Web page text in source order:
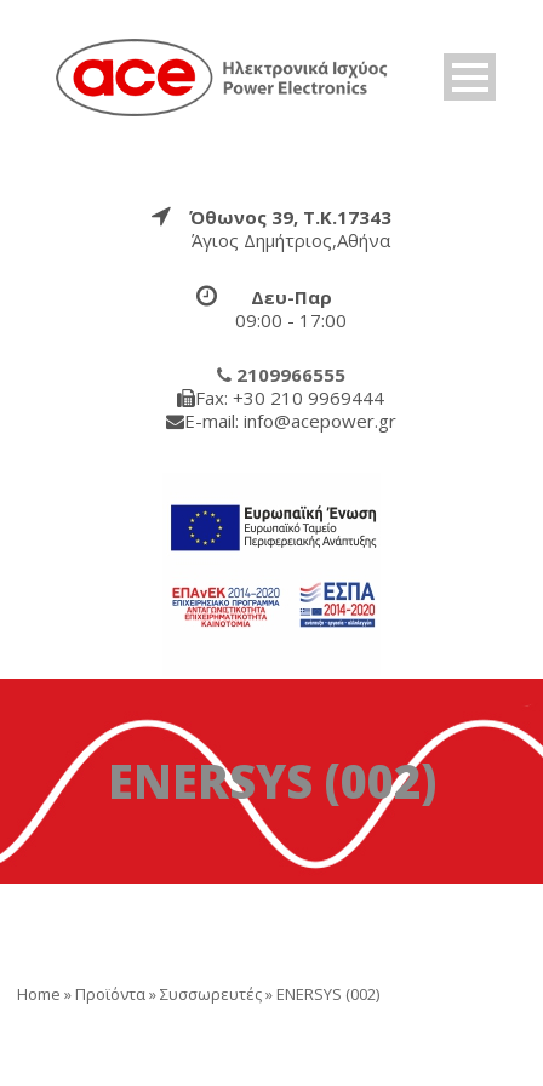
Όθωνος 39, Τ.Κ.17343
Άγιος Δημήτριος,Αθήνα
Δευ-Παρ
09:00 - 17:00
2109966555
Fax: +30 210 9969444
E-mail: info@acepower.gr
ENERSYS (002)
Home » Προϊόντα»Συσσωρευτές» ENERSYS (002)